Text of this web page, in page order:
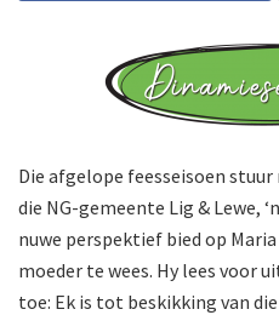
Die afgelope feesseisoen
die NG-gemeente Lig & Lewe,
nuwe perspektief bied op
moeder te wees. Hy lees voor
toe: Ek is tot beskikking van